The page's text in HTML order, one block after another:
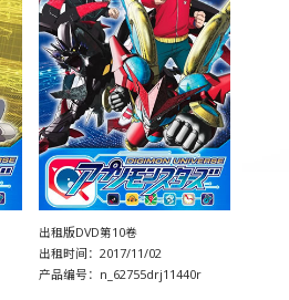
出租版DVD第10卷
出租时间：2017/11/02
产品编号：n_62755drj11440r